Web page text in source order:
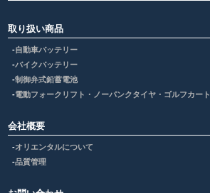
取り扱い商品
自動車バッテリー
バイクバッテリー
制御弁式鉛蓄電池
電動フォークリフト・ノーパンクタイヤ・ゴルフカート
会社概要
オリエンタルについて
品質管理